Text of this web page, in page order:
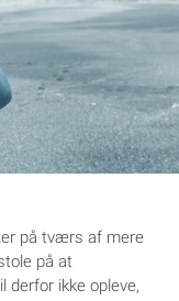
på tværs af mere
på at
derfor ikke opleve,